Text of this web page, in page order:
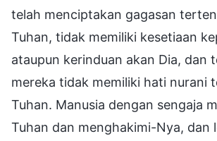
telah menciptakan gagasan
Tuhan, tidak memiliki kesetiaan
ataupun kerinduan akan Dia, dan
mereka tidak memiliki hati nurani
Tuhan. Manusia dengan sengaja
Tuhan dan menghakimi-Nya, dan